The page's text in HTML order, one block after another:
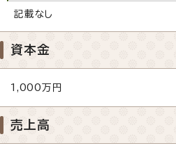
記載なし
資本金
1,000万円
売上高